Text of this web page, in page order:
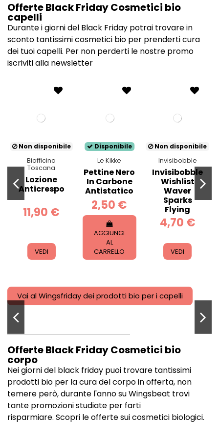
Offerte Black Friday Cosmetici bio
capelli
Durante i giorni del Black Friday potrai trovare in
sconto tantissimi cosmetici bio per prenderti cura
dei tuoi capelli. Per non perderti le nostre promo
iscriviti alla newsletter
Non disponibile
Biofficina
Toscana
Lozione
Anticrespo
11,90 €
VEDI
Disponibile
Le Kikke
Pettine Nero
In Carbone
Antistatico
2,50 €
AGGIUNGI
AL
CARRELLO
Non disponibile
Invisibobble
Invisibobble
Wishlist
Waver
Sparks
Flying
4,70 €
VEDI
Non disponibile
Greenatural
Doccia
Shampoo
Lino e Riso
5,80 €
VEDI
Disponibile
Phitofilos
6,70 €
Gentleaf
Mask -
Maschera
20,25 €
AGGIUNGI
Disponibile
Parlux
Parlux
Melody
Silencer
Alyon
20,00 €
25,00 €
Disponibile
Avril
per capelli in
legno
15,00 €
Tangle Teezer
Teezer The
Wet
Detangler
16,40 €
Non disponibile
Alkemilla Eco Bio
Cosmetics
Shampoo
Solido
Capelli
Secchi e
Trattati
11,90 €
Vai al Wingsfriday dei prodotti bio per i capelli
Offerte Black Friday Cosmetici bio
corpo
Nei giorni del black friday puoi trovare tantissimi
prodotti bio per la cura del corpo in offerta, non
temere però, durante l'anno su Wingsbeat trovi
tante promozioni studiate per farti
risparmiare. Scopri le offerte sui cosmetici biologici.